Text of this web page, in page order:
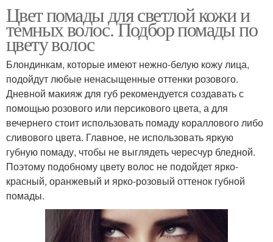
Цвет помады для светлой кожи и
темных волос. Подбор помады по
цвету волос
Блондинкам, которые имеют нежно-белую кожу лица,
подойдут любые ненасыщенные оттенки розового.
Дневной макияж для губ рекомендуется создавать с
помощью розового или персикового цвета, а для
вечернего стоит использовать помаду кораллового либо
сливового цвета. Главное, не использовать яркую
губную помаду, чтобы не выглядеть чересчур бледной.
Поэтому подобному цвету волос не подойдет ярко-
красный, оранжевый и ярко-розовый оттенок губной
помады.